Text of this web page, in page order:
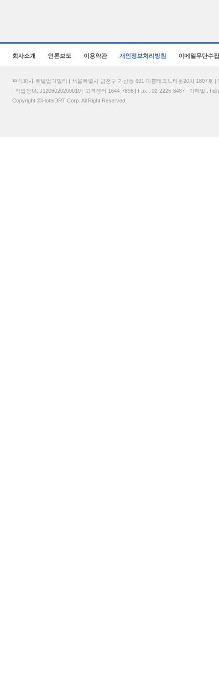
회사소개 언론보도 이용약관 개인정보처리방침 이메일무단수
주식회사 호텔업디알티 | 서울특별시 금천구 가산동 691 대륭테크노타운20차 1807
| 직업정보: J1206020200010 | 고객센터 1644-7896 | Fax : 02-2225-8487 | 이메일 :
Copyright ⓒHotelDRT Corp. All Right Reserved.